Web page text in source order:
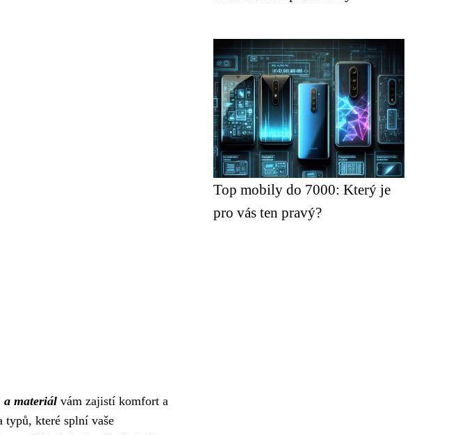
a materiál vám zajistí komfort a
typů, které splní vaše
Top mobily do 7000: Který je
pro vás ten pravý?